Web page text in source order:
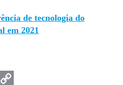
de tecnologia do
em 2021